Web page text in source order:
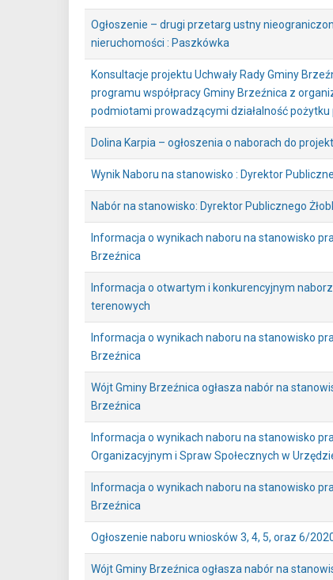
Ogłoszenie – drugi przetarg ustny
nieruchomości : Paszkówka
Konsultacje projektu Uchwały Rady Gminy
programu współpracy Gminy Brzeźnica z
podmiotami prowadzącymi działalność
Dolina Karpia – ogłoszenia o naborach do
Wynik Naboru na stanowisko : Dyrektor
Nabór na stanowisko: Dyrektor Publicznego
Informacja o wynikach naboru na stanowisko
Brzeźnica
Informacja o otwartym i konkurencyjnym
terenowych
Informacja o wynikach naboru na stanowisko
Brzeźnica
Wójt Gminy Brzeźnica ogłasza nabór na
Brzeźnica
Informacja o wynikach naboru na stanowisko
Organizacyjnym i Spraw Społecznych w
Informacja o wynikach naboru na stanowisko
Brzeźnica
Ogłoszenie naboru wniosków 3, 4, 5, oraz 6/
Wójt Gminy Brzeźnica ogłasza nabór na